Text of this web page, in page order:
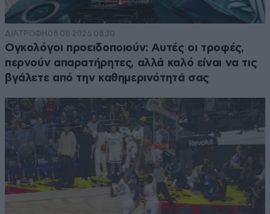
ΔΙΑΤΡΟΦΗ 08·08·2026 08:30
Ογκολόγοι προειδοποιούν: Αυτές οι τροφές,
περνούν απαρατήρητες, αλλά καλό είναι να τις
βγάλετε από την καθημερινότητά σας